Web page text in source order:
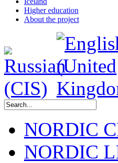
Higher education
About the project
NORDIC
NORDIC